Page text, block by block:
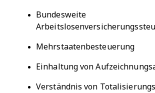
Bundesweite
Mehrstaatenbesteuerung
Einhaltung von
Verständnis von